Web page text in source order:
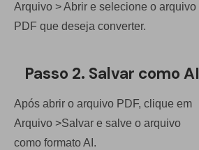
Arquivo > Abrir e selecione o arquivo
PDF que deseja converter.
Passo 2. Salvar como AI
Após abrir o arquivo PDF, clique em
Arquivo >Salvar e salve o arquivo
como formato AI.